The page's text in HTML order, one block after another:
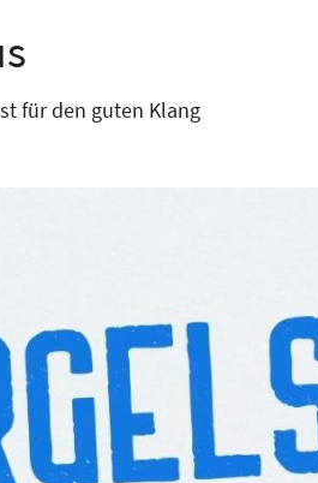
für den guten Klang